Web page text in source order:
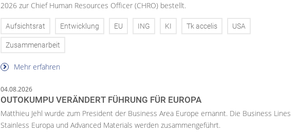
2026 zur Chief Human Resources Officer (CHRO) bestellt.
Aufsichtsrat Entwicklung EU ING KI Tk accelis USA
Zusammenarbeit
Mehr erfahren
04.08.2026
OUTOKUMPU VERÄNDERT FÜHRUNG FÜR EUROPA
Matthieu Jehl wurde zum President der Business Area Europe ernannt. Die Business Lines
Stainless Europa und Advanced Materials werden zusammengeführt.